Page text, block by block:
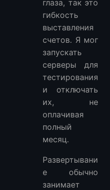
глаза, так это
гибкость
выставления
счетов. Я мог
запускать
серверы для
тестирования
и отключать
их, не
оплачивая
полный
месяц.
Развертывани
е обычно
занимает